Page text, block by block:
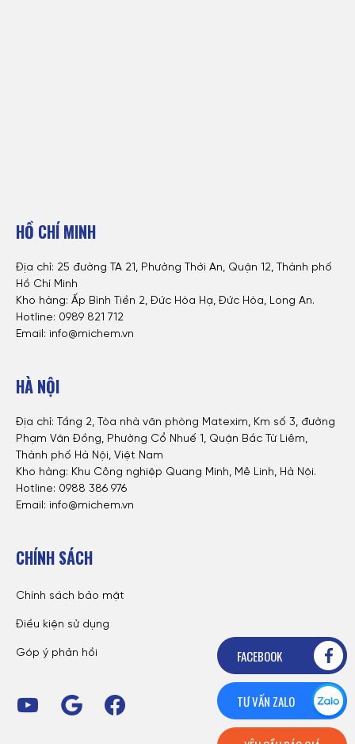
HỒ CHÍ MINH
Địa chỉ: 25 đường TA 21, Phường Thới An, Quận 12, Thành phố
Hồ Chí Minh
Kho hàng: Ấp Bình Tiền 2, Đức Hòa Hạ, Đức Hòa, Long An.
Hotline: 0989 821 712
Email: info@michem.vn
HÀ NỘI
Địa chỉ: Tầng 2, Tòa nhà văn phòng Matexim, Km số 3, đường
Phạm Văn Đồng, Phường Cổ Nhuế 1, Quận Bắc Từ Liêm,
Thành phố Hà Nội, Việt Nam
Kho hàng: Khu Công nghiệp Quang Minh, Mê Linh, Hà Nội.
Hotline: 0988 386 976
Email: info@michem.vn
CHÍNH SÁCH
Chính sách bảo mật
Điều kiện sử dụng
Góp ý phản hồi FACEBOOK
TƯ VẤN ZALO